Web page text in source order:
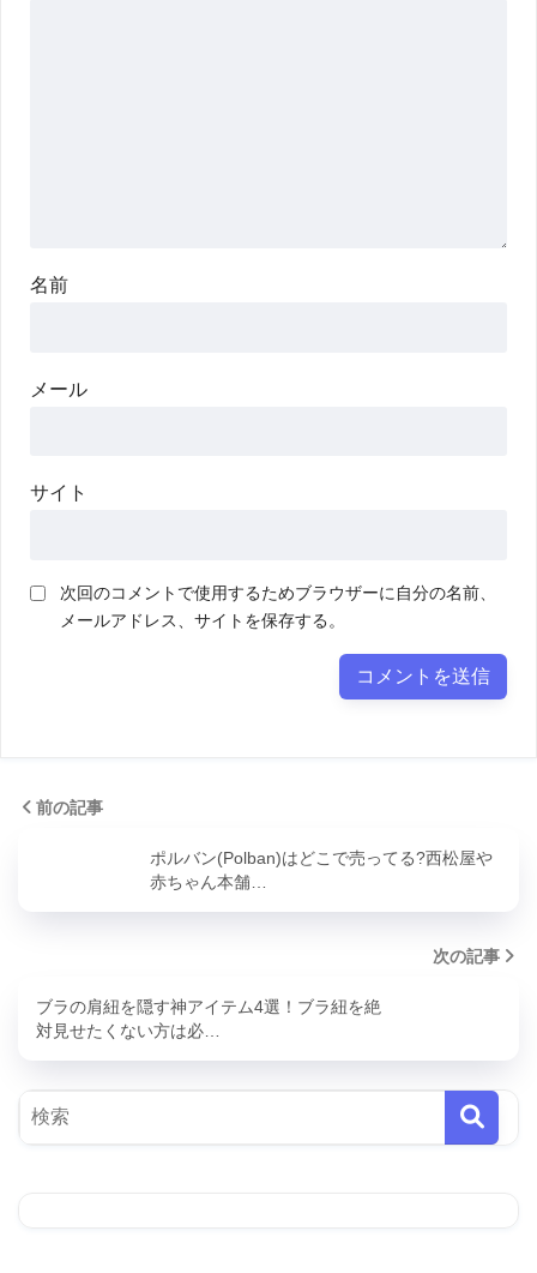
名前
メール
サイト
次回のコメントで使用するためブラウザーに自分の名前、
メールアドレス、サイトを保存する。
前の記事
ポルバン(Polban)はどこで売ってる?西松屋や
赤ちゃん本舗…
次の記事
ブラの肩紐を隠す神アイテム4選！ブラ紐を絶
対見せたくない方は必…